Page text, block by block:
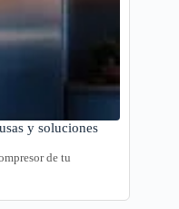
y soluciones
de tu